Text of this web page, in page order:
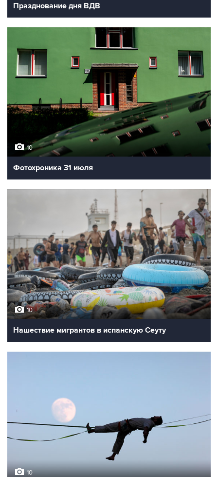
Празднование дня ВДВ
10
Фотохроника 31 июля
10
Нашествие мигрантов в испанскую Сеуту
10